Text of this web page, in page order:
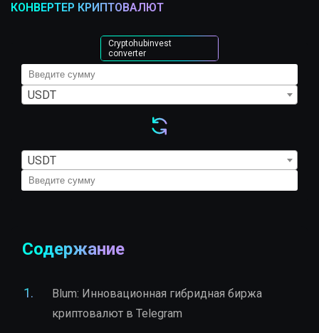
КОНВЕРТЕР КРИПТОВАЛЮТ
USDT
USDT
Cryptohubinvest
converter
Содержание
Blum: Инновационная гибридная биржа
криптовалют в Telegram